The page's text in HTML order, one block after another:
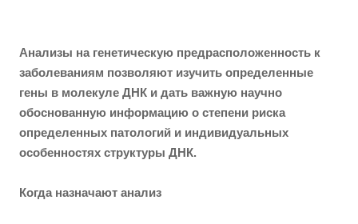
Анализы на генетическую предрасположенность к
заболеваниям позволяют изучить определенные
гены в молекуле ДНК и дать важную научно
обоснованную информацию о степени риска
определенных патологий и индивидуальных
особенностях структуры ДНК.
Когда назначают анализ